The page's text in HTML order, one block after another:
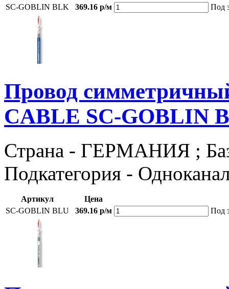
SC-GOBLIN BLK
369.16 р/м Под
Провод
CABLE SC-GOBLIN
Страна - ГЕРМАНИЯ ;
Подкатегория -
Артикул
Цена
SC-GOBLIN BLU
369.16 р/м Под